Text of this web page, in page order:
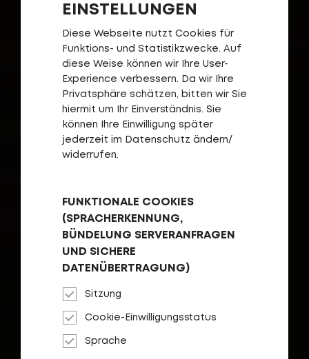
EINSTELLUNGEN
Diese Webseite nutzt Cookies für
Funktions- und Statistikzwecke. Auf
diese Weise können wir Ihre User-
Experience verbessern. Da wir Ihre
Privatsphäre schätzen, bitten wir Sie
hiermit um Ihr Einverständnis. Sie
können Ihre Einwilligung später
jederzeit im Datenschutz ändern/
widerrufen.
FUNKTIONALE COOKIES
(SPRACHERKENNUNG,
BÜNDELUNG SERVERANFRAGEN
UND SICHERE
DATENÜBERTRAGUNG)
Sitzung
Cookie-Einwilligungsstatus
Sprache